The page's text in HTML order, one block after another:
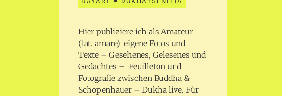
Hier publiziere ich als Amateur
(lat. amare) eigene Fotos und
Texte – Gesehenes, Gelesenes und
Gedachtes – Feuilleton und
Fotografie zwischen Buddha &
Schopenhauer – Dukha live. Für